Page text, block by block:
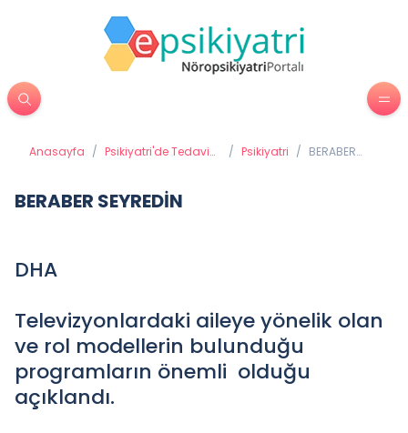
Anasayfa / Psikiyatri'de Tedavi
/ Psikiyatri / BERABER
BERABER SEYREDİN
DHA
Televizyonlardaki aileye yönelik olan
ve rol modellerin bulunduğu
programların önemli olduğu
açıklandı.